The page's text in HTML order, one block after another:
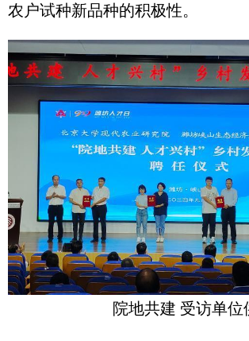
农户试种新品种的积极性。
院地共建 受访单位